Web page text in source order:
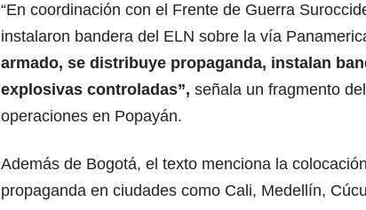
“En coordinación con el Frente de Guerra
instalaron bandera del ELN sobre la vía
armado, se distribuye propaganda, instalan
explosivas controladas”, señala un fragmento
operaciones en Popayán.
Además de Bogotá, el texto menciona la
propaganda en ciudades como Cali, Medellín,